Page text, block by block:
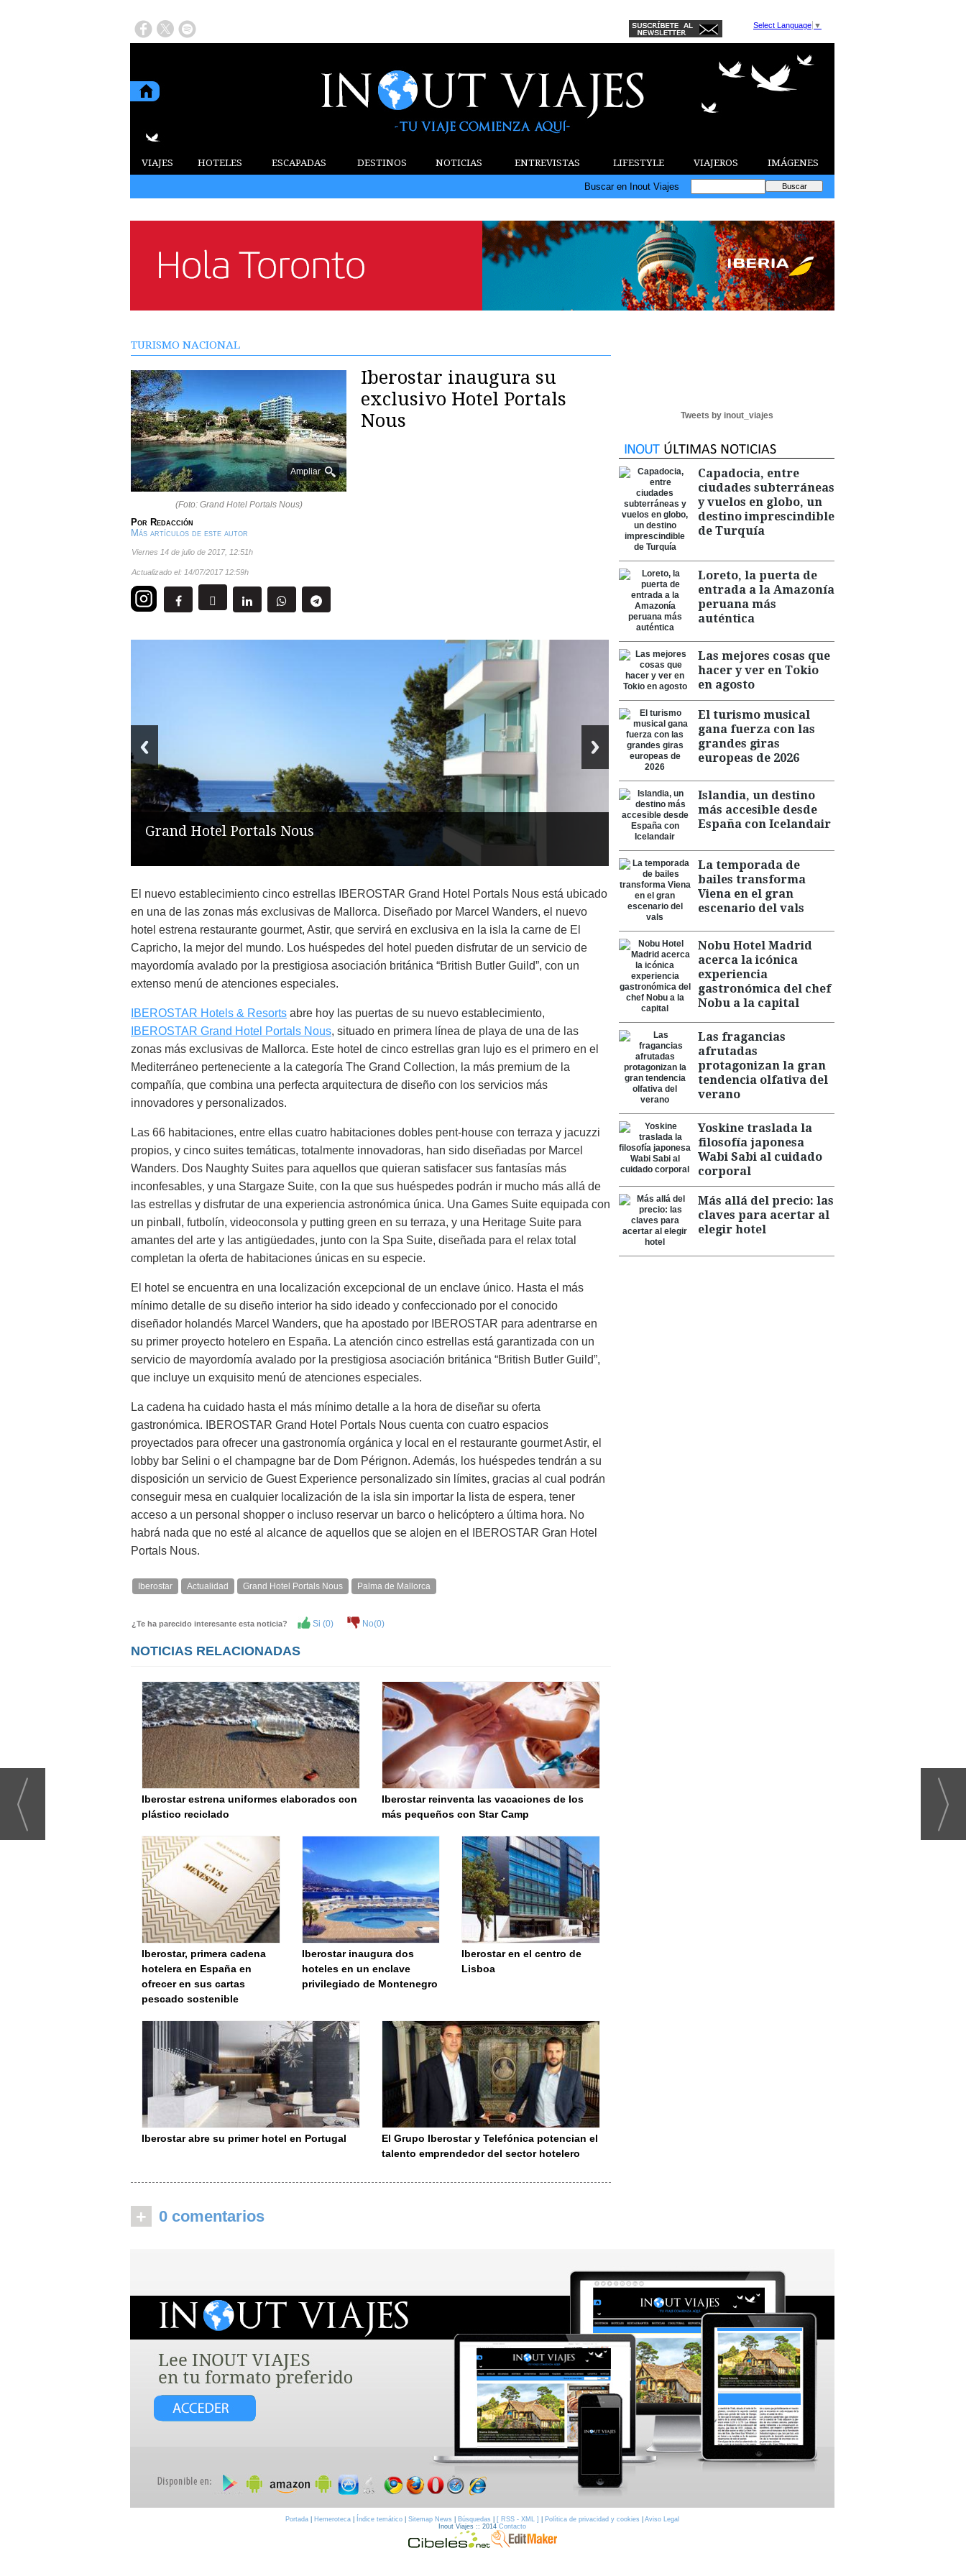
Select Language ▼
VIAJES HOTELES ESCAPADAS DESTINOS NOTICIAS ENTREVISTAS LIFESTYLE VIAJEROS IMÁGENES
Buscar en Inout Viajes
TURISMO NACIONAL
Ampliar
(Foto: Grand Hotel Portals Nous)
Iberostar inaugura su
exclusivo Hotel Portals
Nous
Por Redacción
Más artículos de este autor
viernes 14 de julio de 2017, 12:51h
Actualizado el: 14/07/2017 12:59h
Grand Hotel Portals Nous
El nuevo establecimiento cinco estrellas IBEROSTAR Grand Hotel Portals Nous está ubicado
en una de las zonas más exclusivas de Mallorca. Diseñado por Marcel Wanders, el nuevo
hotel estrena restaurante gourmet, Astir, que servirá en exclusiva en la isla la carne de El
Capricho, la mejor del mundo. Los huéspedes del hotel pueden disfrutar de un servicio de
mayordomía avalado por la prestigiosa asociación británica “British Butler Guild”, con un
extenso menú de atenciones especiales.
IBEROSTAR Hotels & Resorts abre hoy las puertas de su nuevo establecimiento,
IBEROSTAR Grand Hotel Portals Nous, situado en primera línea de playa de una de las
zonas más exclusivas de Mallorca. Este hotel de cinco estrellas gran lujo es el primero en el
Mediterráneo perteneciente a la categoría The Grand Collection, la más premium de la
compañía, que combina una perfecta arquitectura de diseño con los servicios más
innovadores y personalizados.
Las 66 habitaciones, entre ellas cuatro habitaciones dobles pent-house con terraza y jacuzzi
propios, y cinco suites temáticas, totalmente innovadoras, han sido diseñadas por Marcel
Wanders. Dos Naughty Suites para aquellos que quieran satisfacer sus fantasías más
inconfesables, y una Stargaze Suite, con la que sus huéspedes podrán ir mucho más allá de
las estrellas y disfrutar de una experiencia astronómica única. Una Games Suite equipada con
un pinball, futbolín, videoconsola y putting green en su terraza, y una Heritage Suite para
amantes del arte y las antigüedades, junto con la Spa Suite, diseñada para el relax total
completan la oferta de habitaciones únicas en su especie.
El hotel se encuentra en una localización excepcional de un enclave único. Hasta el más
mínimo detalle de su diseño interior ha sido ideado y confeccionado por el conocido
diseñador holandés Marcel Wanders, que ha apostado por IBEROSTAR para adentrarse en
su primer proyecto hotelero en España. La atención cinco estrellas está garantizada con un
servicio de mayordomía avalado por la prestigiosa asociación británica “British Butler Guild”,
que incluye un exquisito menú de atenciones especiales.
La cadena ha cuidado hasta el más mínimo detalle a la hora de diseñar su oferta
gastronómica. IBEROSTAR Grand Hotel Portals Nous cuenta con cuatro espacios
proyectados para ofrecer una gastronomía orgánica y local en el restaurante gourmet Astir, el
lobby bar Selini o el champagne bar de Dom Pérignon. Además, los huéspedes tendrán a su
disposición un servicio de Guest Experience personalizado sin límites, gracias al cual podrán
conseguir mesa en cualquier localización de la isla sin importar la lista de espera, tener
acceso a un personal shopper o incluso reservar un barco o helicóptero a última hora. No
habrá nada que no esté al alcance de aquellos que se alojen en el IBEROSTAR Gran Hotel
Portals Nous.
Iberostar Actualidad Grand Hotel Portals Nous Palma de Mallorca
¿Te ha parecido interesante esta noticia? Si (0) No(0)
NOTICIAS RELACIONADAS
Iberostar estrena uniformes elaborados con
plástico reciclado
Iberostar reinventa las vacaciones de los
más pequeños con Star Camp
Iberostar, primera cadena
hotelera en España en
ofrecer en sus cartas
pescado sostenible
Iberostar inaugura dos
hoteles en un enclave
privilegiado de Montenegro
Iberostar en el centro de
Lisboa
Iberostar abre su primer hotel en Portugal
El Grupo Iberostar y Telefónica potencian el
talento emprendedor del sector hotelero
+ 0 comentarios
Tweets by inout_viajes
Capadocia, entre
ciudades subterráneas
y vuelos en globo, un
destino imprescindible
de Turquía
Loreto, la puerta de
entrada a la Amazonía
peruana más
auténtica
Las mejores cosas que
hacer y ver en Tokio
en agosto
El turismo musical
gana fuerza con las
grandes giras
europeas de 2026
Islandia, un destino
más accesible desde
España con Icelandair
La temporada de
bailes transforma
Viena en el gran
escenario del vals
Nobu Hotel Madrid
acerca la icónica
experiencia
gastronómica del chef
Nobu a la capital
Las fragancias
afrutadas
protagonizan la gran
tendencia olfativa del
verano
Yoskine traslada la
filosofía japonesa
Wabi Sabi al cuidado
corporal
Más allá del precio: las
claves para acertar al
elegir hotel
Portada Hemeroteca Índice temático Sitemap News Búsquedas [ RSS - XML ] Política de privacidad y cookies
Aviso Legal
Inout Viajes :: 2014 Contacto